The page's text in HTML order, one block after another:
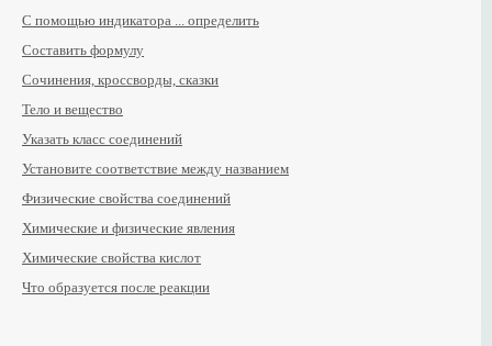
С помощью индикатора ... определить
Составить формулу
Сочинения, кроссворды, сказки
Тело и вещество
Указать класс соединений
Установите соответствие между названием
Физические свойства соединений
Химические и физические явления
Химические свойства кислот
Что образуется после реакции